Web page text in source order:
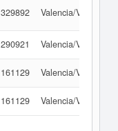
329892 Valencia/València
290921 Valencia/València
161129 Valencia/València
161129 Valencia/València